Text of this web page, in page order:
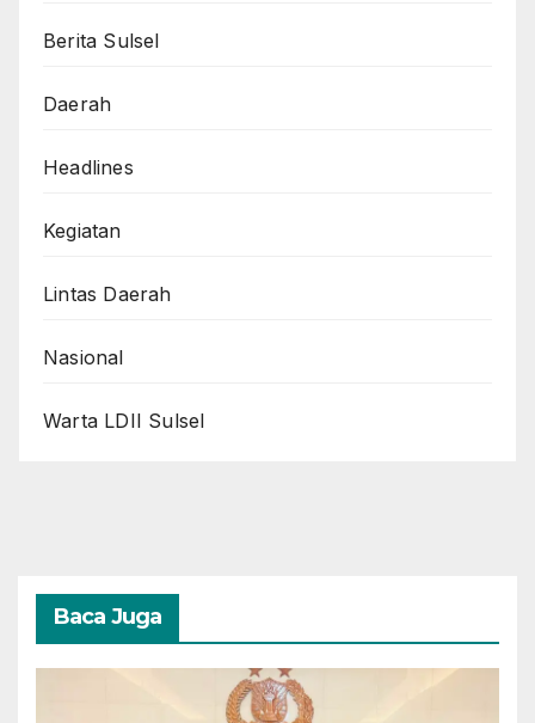
Berita Sulsel
Daerah
Headlines
Kegiatan
Lintas Daerah
Nasional
Warta LDII Sulsel
Baca Juga